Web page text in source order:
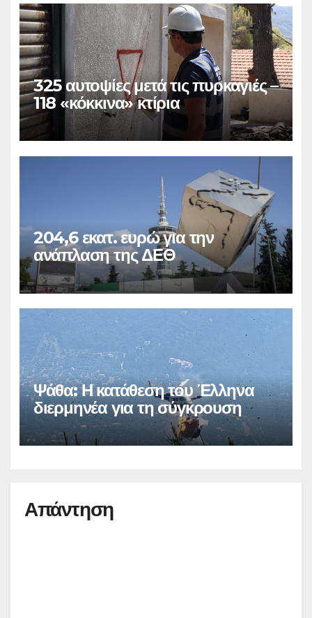
325 αυτοψίες μετά τις πυρκαγιές –
118 «κόκκινα» κτίρια
204,6 εκατ. ευρώ για την
ανάπλαση της ΔΕΘ
Ψάθα: Η κατάθεση του Έλληνα
διερμηνέα για τη σύγκρουση
Απάντηση